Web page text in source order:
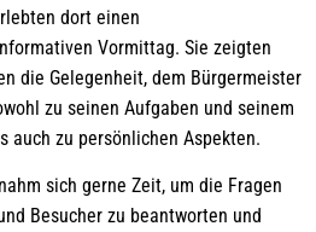
dort einen
Vormittag. Sie zeigten
die Gelegenheit, dem Bürgermeister
zu seinen Aufgaben und seinem
auch zu persönlichen Aspekten.
sich gerne Zeit, um die Fragen
Besucher zu beantworten und